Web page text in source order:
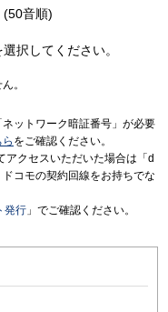
(50音順)
択してください。
。
ットワーク暗証番号」が必要
をご確認ください。
アクセスいただいた場合は「d
コモの契約回線をお持ちでな
発行 」でご確認ください。